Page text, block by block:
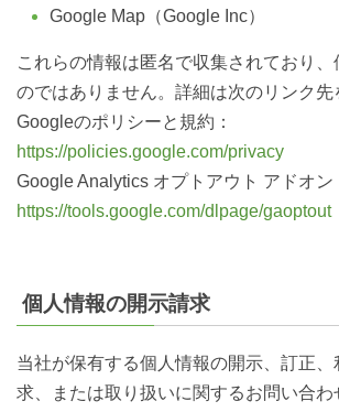
Google Map（Google Inc）
これらの情報は匿名で収集されており、
のではありません。詳細は次のリンク先
Googleのポリシーと規約：
https://policies.google.com/privacy
Google Analytics オプトアウト アドオン
https://tools.google.com/dlpage/gaoptout
個人情報の開示請求
当社が保有する個人情報の開示、訂正
求、または取り扱いに関するお問い合わ